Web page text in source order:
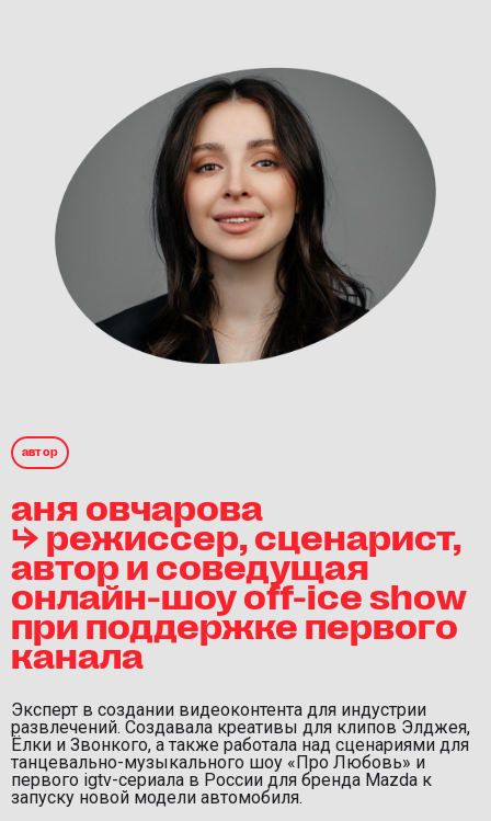
автор
аня овчарова
⮡ режиссер, сценарист,
автор и соведущая
онлайн-шоу off-ice show
при поддержке первого
канала
Эксперт в создании видеоконтента для индустрии
развлечений. Создавала креативы для клипов Элджея,
Ёлки и Звонкого, а также работала над сценариями для
танцевально-музыкального шоу «Про Любовь» и
первого igtv-сериала в России для бренда Mazda к
запуску новой модели автомобиля.